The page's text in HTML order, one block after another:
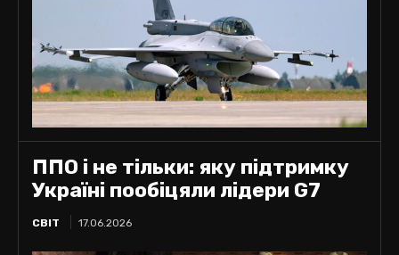
ППО і не тільки: яку підтримку
Україні пообіцяли лідери G7
СВІТ 17.06.2026